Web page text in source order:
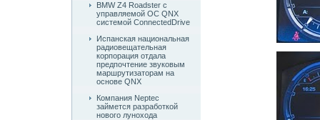
BMW Z4 Roadster c
управляемой ОС QNX
системой ConnectedDrive
Испанская национальная
радиовещательная
корпорация отдала
предпочтение звуковым
маршрутизаторам на
основе QNX
Компания Neptec
займется разработкой
нового лунохода